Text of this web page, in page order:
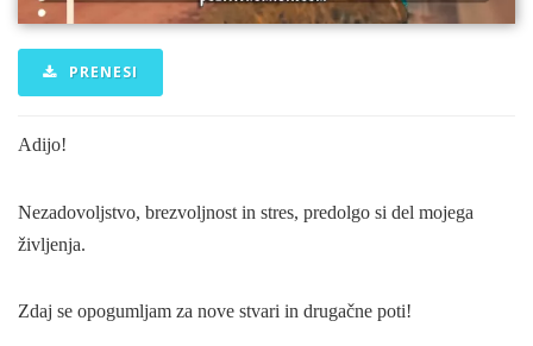
PRENESI
Adijo!
Nezadovoljstvo, brezvoljnost in stres, predolgo si del mojega
življenja.
Zdaj se opogumljam za nove stvari in drugačne poti!